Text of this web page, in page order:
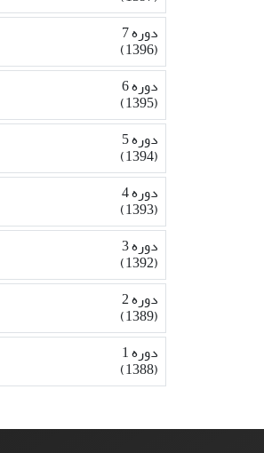
دوره 7
(1396)
دوره 6
(1395)
دوره 5
(1394)
دوره 4
(1393)
دوره 3
(1392)
دوره 2
(1389)
دوره 1
(1388)